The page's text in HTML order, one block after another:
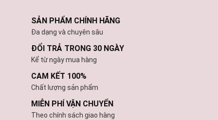
SẢN PHẨM CHÍNH HÃNG
Đa dạng và chuyên sâu
ĐỔI TRẢ TRONG 30 NGÀY
Kể từ ngày mua hàng
CAM KẾT 100%
Chất lượng sản phẩm
MIỄN PHÍ VẬN CHUYỂN
Theo chính sách giao hàng